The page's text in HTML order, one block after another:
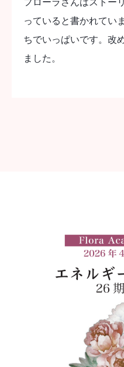
っていると書かれてい
ちでいっぱいです。改
ました。